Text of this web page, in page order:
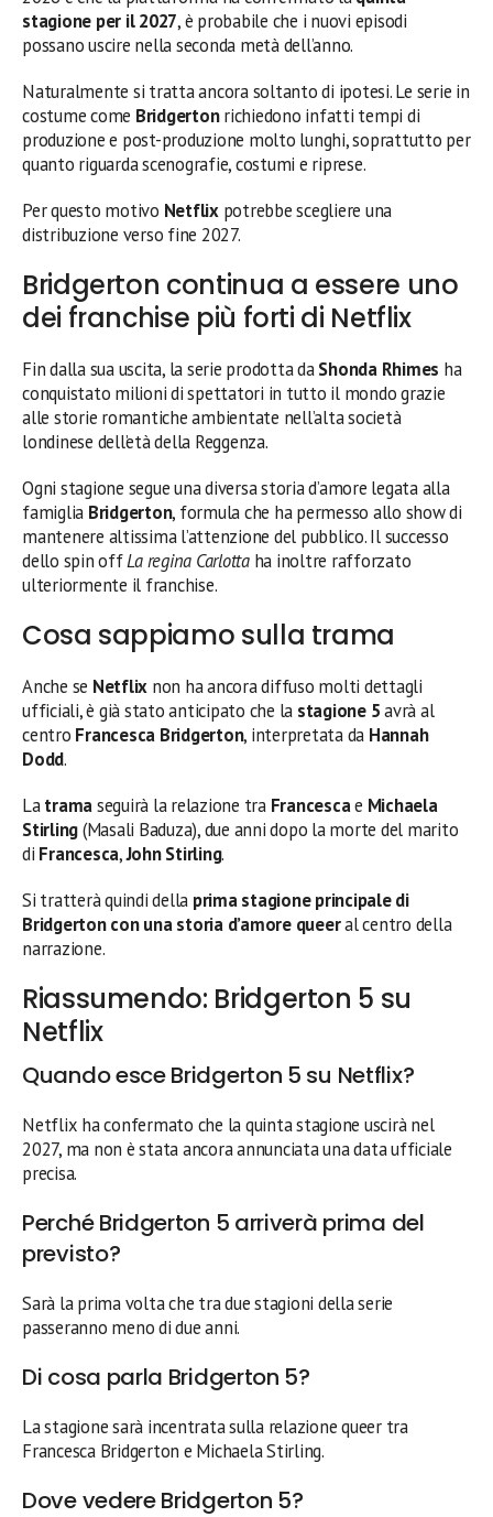
stagione per il 2027, è probabile che i nuovi episodi
possano uscire nella seconda metà dell’anno.
Naturalmente si tratta ancora soltanto di ipotesi. Le serie in
costume come Bridgertonrichiedono infatti tempi di
produzione e post-produzione molto lunghi, soprattutto per
quanto riguarda scenografie, costumi e riprese.
Per questo motivo Netflixpotrebbe scegliere una
distribuzione verso fine 2027.
Bridgerton continua a essere uno
dei franchise più forti di Netflix
Fin dalla sua uscita, la serie prodotta daShonda Rhimes ha
conquistato milioni di spettatori in tutto il mondo grazie
alle storie romantiche ambientate nell’alta società
londinese dell’età della Reggenza.
Ogni stagione segue una diversa storia d’amore legata alla
famiglia Bridgerton, formula che ha permesso allo show di
mantenere altissima l’attenzione del pubblico. Il successo
dello spin offLa regina Carlottaha inoltre rafforzato
ulteriormente il franchise.
Cosa sappiamo sulla trama
Anche se Netflix non ha ancora diffuso molti dettagli
ufficiali, è già stato anticipato che la stagione 5avrà al
centro Francesca Bridgerton, interpretata da Hannah
Dodd.
Latramaseguirà la relazione tra Francescae Michaela
Stirling(Masali Baduza), due anni dopo la morte del marito
di Francesca,John Stirling.
Si tratterà quindi della prima stagione principale di
Bridgerton con una storia d’amore queeral centro della
narrazione.
Riassumendo: Bridgerton 5 su
Netflix
Quando esce Bridgerton 5 su Netflix?
Netflix ha confermato che la quinta stagione uscirà nel
2027, ma non è stata ancora annunciata una data ufficiale
precisa.
Perché Bridgerton 5 arriverà prima del
previsto?
Sarà la prima volta che tra due stagioni della serie
passeranno meno di due anni.
Di cosa parla Bridgerton 5?
La stagione sarà incentrata sulla relazione queer tra
Francesca Bridgerton e Michaela Stirling.
Dove vedere Bridgerton 5?